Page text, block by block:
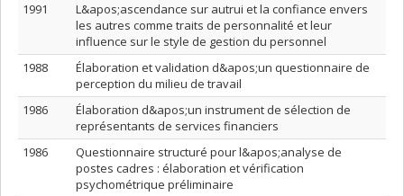
1991
L&apos;ascendance sur autrui et la confiance envers
les autres comme traits de personnalité et leur
influence sur le style de gestion du personnel
1988
Élaboration et validation d&apos;un questionnaire de
perception du milieu de travail
1986
Élaboration d&apos;un instrument de sélection de
représentants de services financiers
1986
Questionnaire structuré pour l&apos;analyse de
postes cadres : élaboration et vérification
psychométrique préliminaire